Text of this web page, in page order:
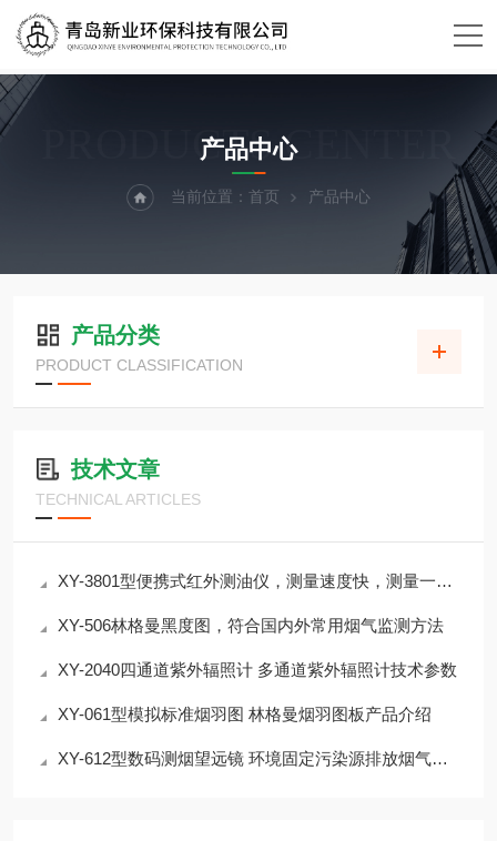
PRODUCTS CENTER
产品中心
当前位置： 首页 产品中心
产品分类
PRODUCT CLASSIFICATION
技术文章
TECHNICAL ARTICLES
XY-3801型便携式红外测油仪，测量速度快，测量一次样品仅需1分钟
XY-506林格曼黑度图，符合国内外常用烟气监测方法
XY-2040四通道紫外辐照计 多通道紫外辐照计技术参数
XY-061型模拟标准烟羽图 林格曼烟羽图板产品介绍
XY-612型数码测烟望远镜 环境固定污染源排放烟气黑度